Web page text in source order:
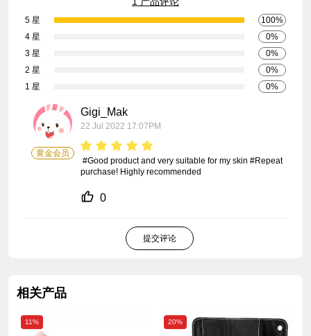
1 星 0%
2 星 0%
3 星 0%
4 星 0%
5 星 100%
黄金会员
Gigi_Mak
22 Jul 2022 17:07PM
purchase! Highly recommended
0
提交评论
相关产品
11% 20%